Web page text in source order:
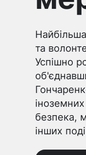
просторів
та
Успішно
безпека,
інших